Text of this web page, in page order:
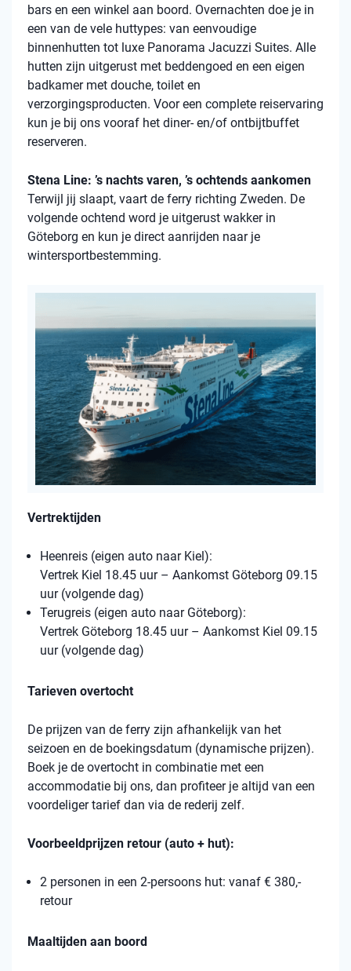
bars en een winkel aan boord. Overnachten doe je in
een van de vele huttypes: van eenvoudige
binnenhutten tot luxe Panorama Jacuzzi Suites. Alle
hutten zijn uitgerust met beddengoed en een eigen
badkamer met douche, toilet en
verzorgingsproducten. Voor een complete reiservaring
kun je bij ons vooraf het diner- en/of ontbijtbuffet
reserveren.
Stena Line: ’s nachts varen, ’s ochtends aankomen
Terwijl jij slaapt, vaart de ferry richting Zweden. De
volgende ochtend word je uitgerust wakker in
Göteborg en kun je direct aanrijden naar je
wintersportbestemming.
Vertrektijden
Heenreis (eigen auto naar Kiel):
Vertrek Kiel 18.45 uur – Aankomst Göteborg 09.15
uur (volgende dag)
Terugreis (eigen auto naar Göteborg):
Vertrek Göteborg 18.45 uur – Aankomst Kiel 09.15
uur (volgende dag)
Tarieven overtocht
De prijzen van de ferry zijn afhankelijk van het
seizoen en de boekingsdatum (dynamische prijzen).
Boek je de overtocht in combinatie met een
accommodatie bij ons, dan profiteer je altijd van een
voordeliger tarief dan via de rederij zelf.
Voorbeeldprijzen retour (auto + hut):
2 personen in een 2-persoons hut: vanaf € 380,-
retour
Maaltijden aan boord